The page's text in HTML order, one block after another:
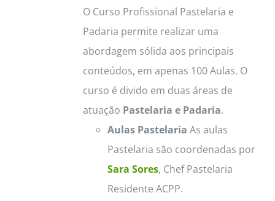
O Curso Profissional Pastelaria e
Padaria permite realizar uma
abordagem sólida aos principais
conteúdos, em apenas 100 Aulas. O
curso é divido em duas áreas de
atuação Pastelaria e Padaria.
Aulas Pastelaria As aulas
Pastelaria são coordenadas por
Sara Sores, Chef Pastelaria
Residente ACPP.